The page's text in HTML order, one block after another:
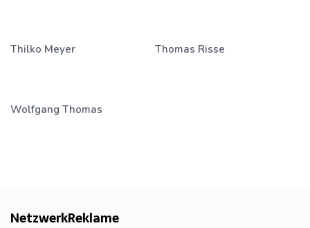
Thilko Meyer Thomas Risse
Wolfgang Thomas
NetzwerkReklame